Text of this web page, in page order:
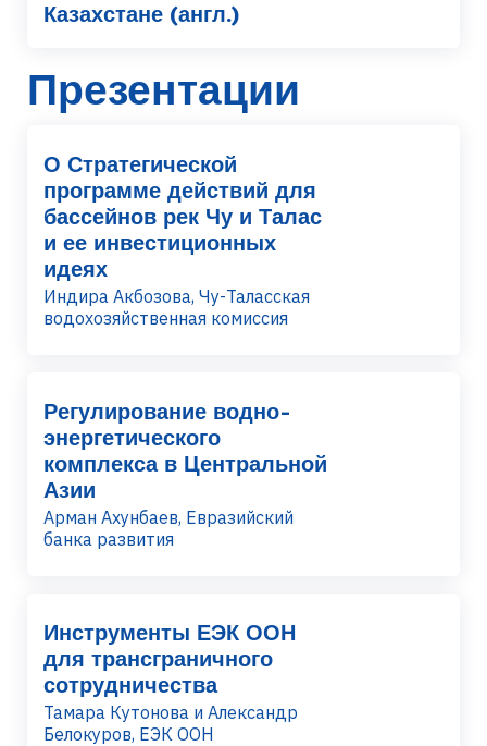
Казахстане (англ.)
Презентации
О Стратегической
программе действий для
бассейнов рек Чу и Талас
и ее инвестиционных
идеях
Индира Акбозова, Чу-Таласская
водохозяйственная комиссия
Регулирование водно-
энергетического
комплекса в Центральной
Азии
Арман Ахунбаев, Евразийский
банка развития
Инструменты ЕЭК ООН
для трансграничного
сотрудничества
Тамара Кутонова и Александр
Белокуров, ЕЭК ООН